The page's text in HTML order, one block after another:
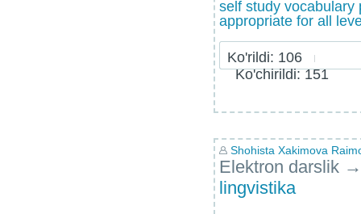
self study vocabulary
appropriate for all
Ko'rildi: 106
Ko'chirildi: 151
Shohista Xakimova
Elektron darslik →
lingvistika